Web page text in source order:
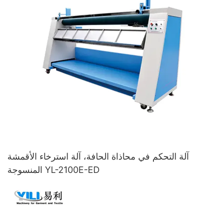
آلة التحكم في محاذاة الحافة، آلة استرخاء الأقمشة
المنسوجة YL-2100E-ED